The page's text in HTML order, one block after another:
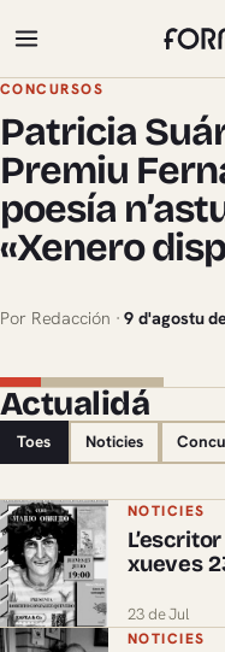
Formientu
CONCURSOS
Patricia
Premiu
poesía
«Xenero
Por Redacción ·9 d'agostu
Actualidá
Toes Noticies
NOTICIES
xueves
23 de Jul
NOTICIES